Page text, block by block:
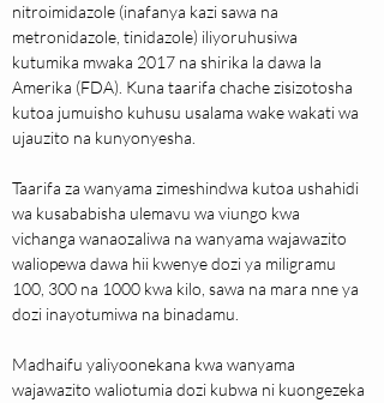
nitroimidazole (inafanya kazi sawa na
metronidazole, tinidazole) iliyoruhusiwa
kutumika mwaka 2017 na shirika la dawa la
Amerika (FDA). Kuna taarifa chache zisizotosha
kutoa jumuisho kuhusu usalama wake wakati wa
ujauzito na kunyonyesha.
Taarifa za wanyama zimeshindwa kutoa ushahidi
wa kusababisha ulemavu wa viungo kwa
vichanga wanaozaliwa na wanyama wajawazito
waliopewa dawa hii kwenye dozi ya miligramu
100, 300 na 1000 kwa kilo, sawa na mara nne ya
dozi inayotumiwa na binadamu.
Madhaifu yaliyoonekana kwa wanyama
wajawazito waliotumia dozi kubwa ni kuongezeka